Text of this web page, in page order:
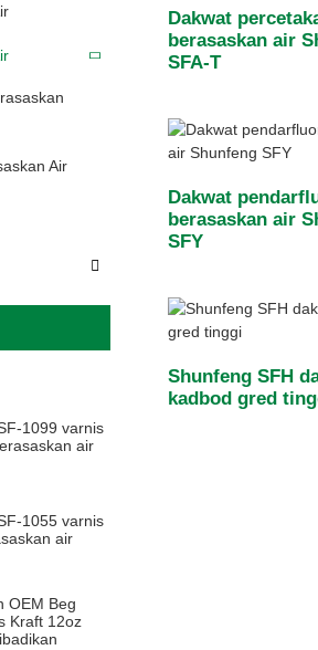
Air
1099 varnis
air
1055 varnis
air
OEM Beg
Kraft 12oz
Dakwat
berasaskan air
SFA-T
Dakwat
berasaskan air
SFY
Shunfeng SFH
kadbod gred